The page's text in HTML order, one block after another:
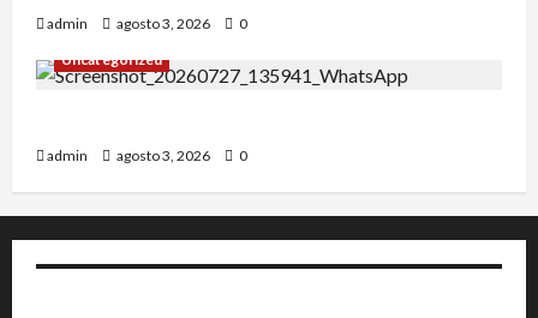
admin agosto 3, 2026
0
Uncategorized
admin agosto 3, 2026 0